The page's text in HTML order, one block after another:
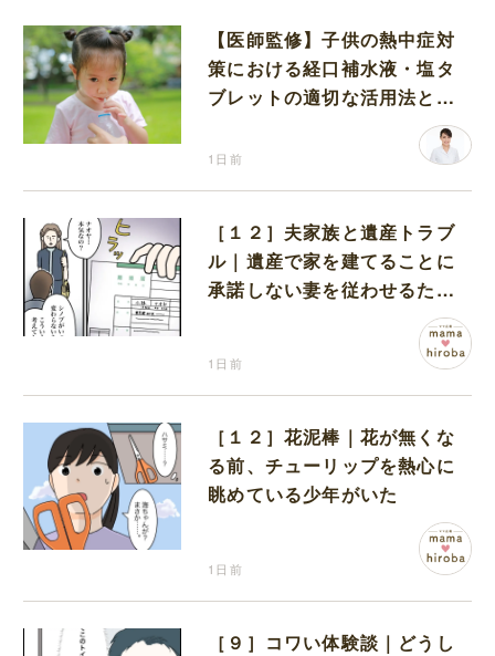
【医師監修】子供の熱中症対
策における経口補水液・塩タ
ブレットの適切な活用法と水
1日前
［１２］夫家族と遺産トラブ
ル｜遺産で家を建てることに
承諾しない妻を従わせるため
に夫が取り出したのは離婚届
1日前
［１２］花泥棒｜花が無くな
る前、チューリップを熱心に
眺めている少年がいた
1日前
［９］コワい体験談｜どうし